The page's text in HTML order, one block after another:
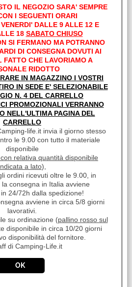
GONFIABILI
ANIMALI
BRUNNER
IL NEGOZIO SARA' SEMPRE
I SEGUENTI ORARI
DALLE 9 ALLE 12 E
18 SABATO CHIUSO
SI FERMANO MA POTRANNO
DI CONSEGNA DOVUTI AI
FATTO CHE LAVORIAMO A
RIDOTTO
IN MAGAZZINO I VOSTRI
IN SEDE E' SELEZIONABILE
N. 4 DEL CARRELLO
PROMOZIONALI VERRANNO
NELL'ULTIMA PAGINA DEL
CARRELLO
life.it invia il giorno stesso
le 9.00 con tutto il materiale
disponibile
relativa quantità disponibile
a lato),
ordini ricevuti oltre le 9.00, in
consegna in Italia avviene
24/72h dalla spedizione!
avviene in circa 5/8 giorni
lavorativi.
su ordinazione (pallino rosso sul
disponibile in circa 10/20 giorni
disponibilità del fornitore.
di Camping-Life.it